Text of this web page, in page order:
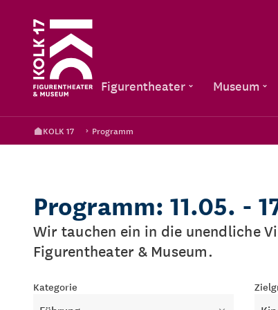
Figurentheater Museum
KOLK 17 Programm
Programm: 11.05. -
Wir tauchen ein in die unendliche
Figurentheater & Museum.
Kategorie